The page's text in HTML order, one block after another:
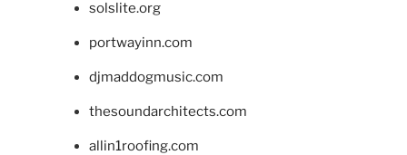
solslite.org
portwayinn.com
djmaddogmusic.com
thesoundarchitects.com
allin1roofing.com